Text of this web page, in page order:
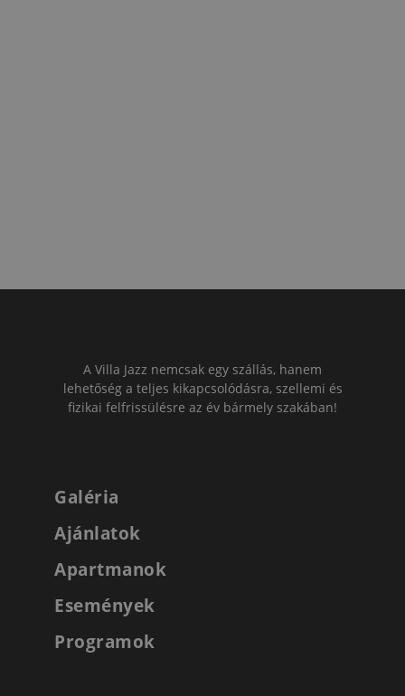
A Villa Jazz nemcsak egy szállás, hanem
lehetőség a teljes kikapcsolódásra, szellemi és
fizikai felfrissülésre az év bármely szakában!
Galéria
Ajánlatok
Apartmanok
Események
Programok